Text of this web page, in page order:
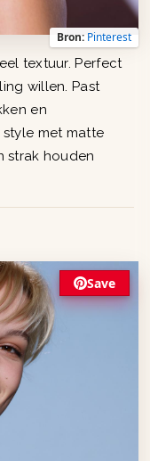
Bron: Pinterest
textuur. Perfect
willen. Past
en
met matte
strak houden
Save